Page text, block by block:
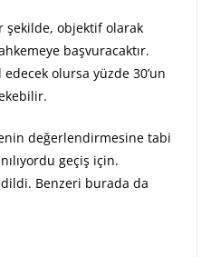
şekilde, objektif olarak
başvuracaktır.
olursa yüzde 30’un
değerlendirmesine tabi
geçiş için.
Benzeri burada da